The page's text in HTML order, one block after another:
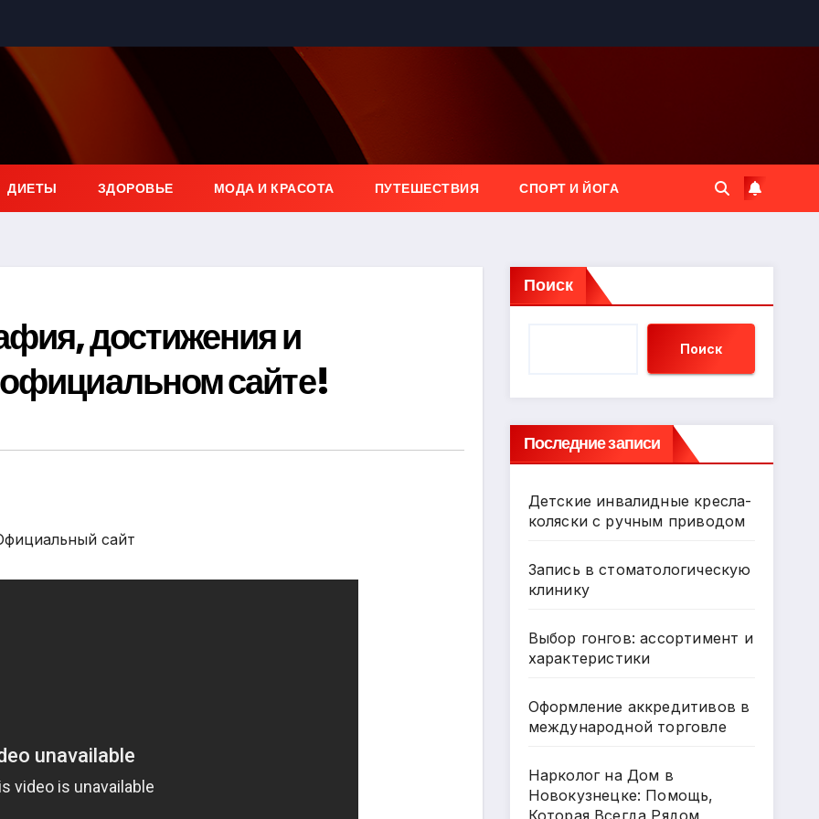
ДИЕТЫ ЗДОРОВЬЕ МОДА И КРАСОТА ПУТЕШЕСТВИЯ СПОРТ И ЙОГА
достижения и
сайте!
Поиск
Поиск
Последние записи
Детские инвалидные кресла-
коляски с ручным приводом
Запись в стоматологическую
клинику
Выбор гонгов: ассортимент и
характеристики
Оформление аккредитивов в
международной торговле
Нарколог на Дом в
Новокузнецке: Помощь,
Которая Всегда Рядом